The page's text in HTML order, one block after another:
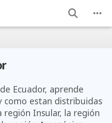
Ecuador, aprende
como estan distribuidas
región Insular, la región